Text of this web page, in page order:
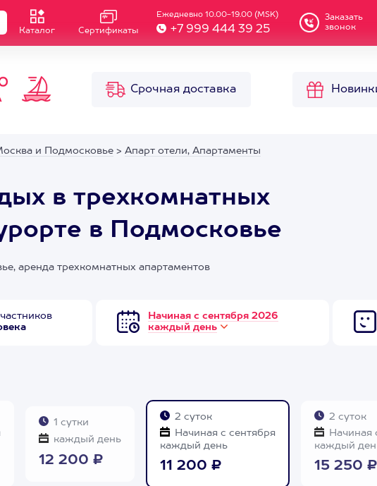
Каталог Сертификаты
Ежедневно 10.00-19.00 (MSK)
+7 999 444 39 25
Заказать
звонок
Срочная доставка
и Подмосковье > Апарт отели, Апартаменты
в трехкомнатных
в Подмосковье
аренда трехкомнатных апартаментов
Начиная с сентября 2026
каждый день
1 сутки
каждый день
12 200 ₽
2 суток
Начиная с сентября
каждый день
11 200 ₽
2 суток
Начиная
каждый
15 250 ₽